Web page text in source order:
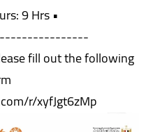
• Working hours: 9 Hrs.
fill out the following
r/xyfJgt6zMp